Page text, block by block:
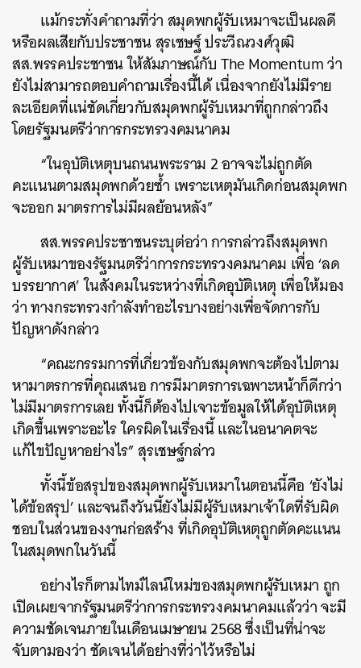
แม้กระทั่งคำถามที่ว่า สมุดพกผู้รับเหมาจะเป็นผลดี
หรือผลเสียกับประชาชน สุรเชษฐ์ ประวีณวงศ์วุฒิ
สส.พรรคประชาชน ให้สัมภาษณ์กับ The Momentum ว่า
ยังไม่สามารถตอบคำถามเรื่องนี้ได้ เนื่องจากยังไม่มีราย
ละเอียดที่แน่ชัดเกี่ยวกับสมุดพกผู้รับเหมาที่ถูกกล่าวถึง
โดยรัฐมนตรีว่าการกระทรวงคมนาคม
“ในอุบัติเหตุบนถนนพระราม 2 อาจจะไม่ถูกตัด
คะแนนตามสมุดพกด้วยซ้ำ เพราะเหตุมันเกิดก่อนสมุดพก
จะออก มาตรการไม่มีผลย้อนหลัง”
สส.พรรคประชาชนระบุต่อว่า การกล่าวถึงสมุดพก
ผู้รับเหมาของรัฐมนตรีว่าการกระทรวงคมนาคม เพื่อ ‘ลด
บรรยากาศ’ ในสังคมในระหว่างที่เกิดอุบัติเหตุ เพื่อให้มอง
ว่า ทางกระทรวงกำลังทำอะไรบางอย่างเพื่อจัดการกับ
ปัญหาดังกล่าว
“คณะกรรมการที่เกี่ยวข้องกับสมุดพกจะต้องไปตาม
หามาตรการที่คุณเสนอ การมีมาตรการเฉพาะหน้าก็ดีกว่า
ไม่มีมาตรการเลย ทั้งนี้ก็ต้องไปเจาะข้อมูลให้ได้อุบัติเหตุ
เกิดขึ้นเพราะอะไร ใครผิดในเรื่องนี้ และในอนาคตจะ
แก้ไขปัญหาอย่างไร” สุรเชษฐ์กล่าว
ทั้งนี้ข้อสรุปของสมุดพกผู้รับเหมาในตอนนี้คือ ‘ยังไม่
ได้ข้อสรุป’ และจนถึงวันนี้ยังไม่มีผู้รับเหมาเจ้าใดที่รับผิด
ชอบในส่วนของงานก่อสร้าง ที่เกิดอุบัติเหตุถูกตัดคะแนน
ในสมุดพกในวันนี้
อย่างไรก็ตามไทม์ไลน์ใหม่ของสมุดพกผู้รับเหมา ถูก
เปิดเผยจากรัฐมนตรีว่าการกระทรวงคมนาคมแล้วว่า จะมี
ความชัดเจนภายในเดือนเมษายน 2568 ซึ่งเป็นที่น่าจะ
จับตามองว่า ชัดเจนได้อย่างที่ว่าไว้หรือไม่